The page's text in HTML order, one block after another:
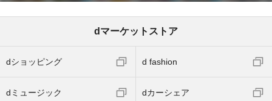
dマーケットストア
dショッピング d fashion
dミュージック dカーシェア